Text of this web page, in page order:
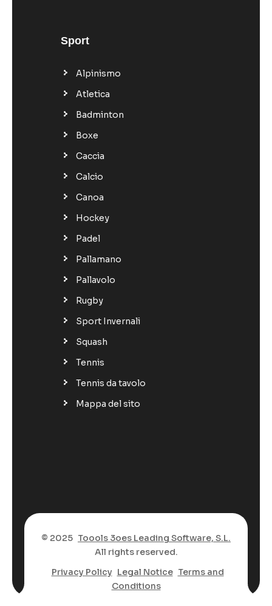
Sport
Alpinismo
Atletica
Badminton
Boxe
Caccia
Calcio
Canoa
Hockey
Padel
Pallamano
Pallavolo
Rugby
Sport Invernali
Squash
Tennis
Tennis da tavolo
Mappa del sito
© 2025 Toools 3oes Leading Software, S.L.
All rights reserved.
Privacy Policy Legal Notice Terms and
Conditions